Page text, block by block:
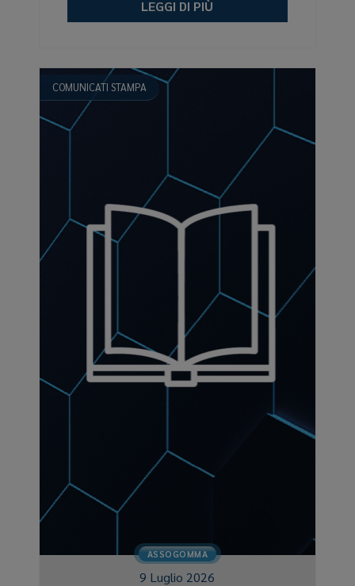
LEGGI DI PIÙ
COMUNICATI STAMPA
ASSOGOMMA
9 Luglio 2026